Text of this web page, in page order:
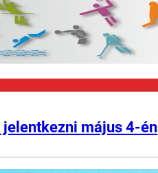
jelentkezni május 4-én